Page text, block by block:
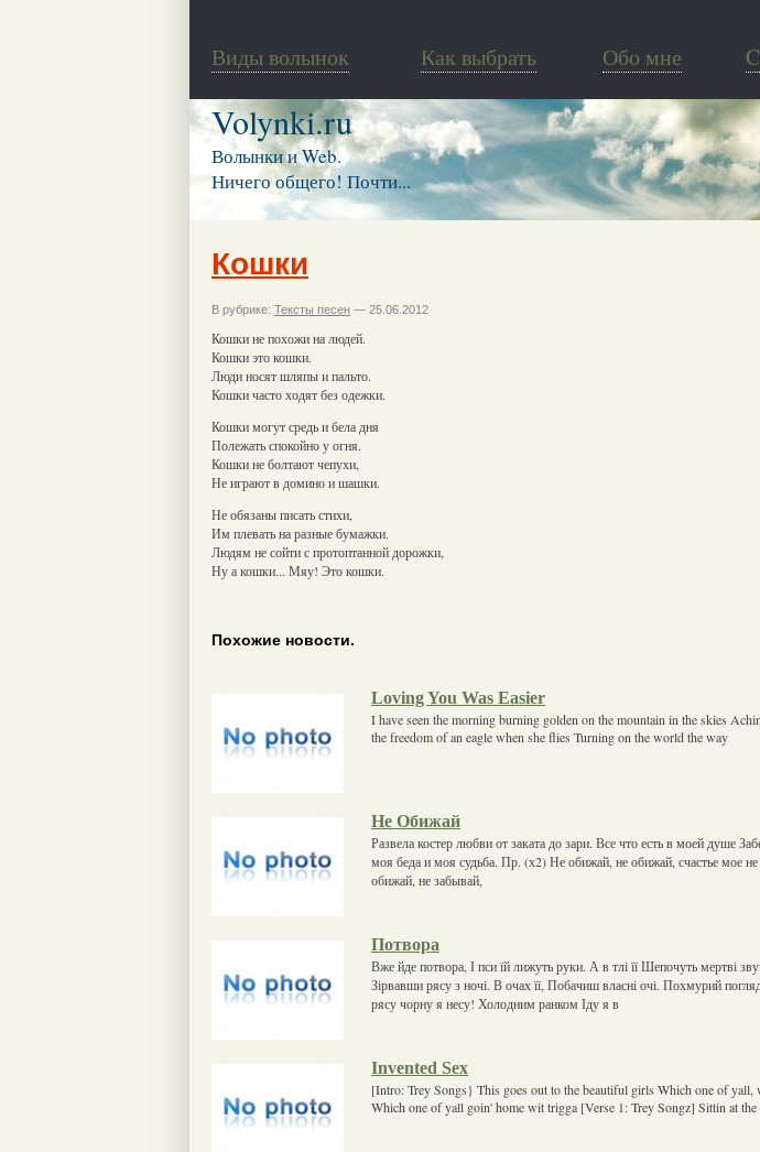
Виды волынок Как выбрать Обо мне
Volynki.ru
Волынки и Web.
Ничего общего! Почти...
Кошки
В рубрике: Тексты песен — 25.06.2012
Кошки не похожи на людей.
Кошки это кошки.
Люди носят шляпы и пальто.
Кошки часто ходят без одежки.
Кошки могут средь и бела дня
Полежать спокойно у огня.
Кошки не болтают чепухи,
Не играют в домино и шашки.
Не обязаны писать стихи,
Им плевать на разные бумажки.
Людям не сойти с протоптанной дорожки,
Ну а кошки... Мяу! Это кошки.
Похожие новости.
Loving You Was Easier
I have seen the morning burning golden on the mountain in the skies
the freedom of an eagle when she flies Turning on the world the way
Не Обижай
Развела костер любви от заката до зари. Все что есть в моей душе
моя беда и моя судьба. Пр. (х2) Не обижай, не обижай, счастье мое
обижай, не забывай,
Потвора
Вже йде потвора, І пси їй лижуть руки. А в тлі її Шепочуть мертві
Зірвавши рясу з ночі. В очах її, Побачиш власні очі. Похмурий
рясу чорну я несу! Холодним ранком Іду я в
Invented Sex
[Intro: Trey Songs} This goes out to the beautiful girls Which one of yall,
Which one of yall goin' home wit trigga [Verse 1: Trey Songz] Sittin at